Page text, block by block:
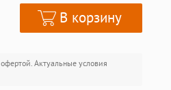
В корзину
Актуальные условия